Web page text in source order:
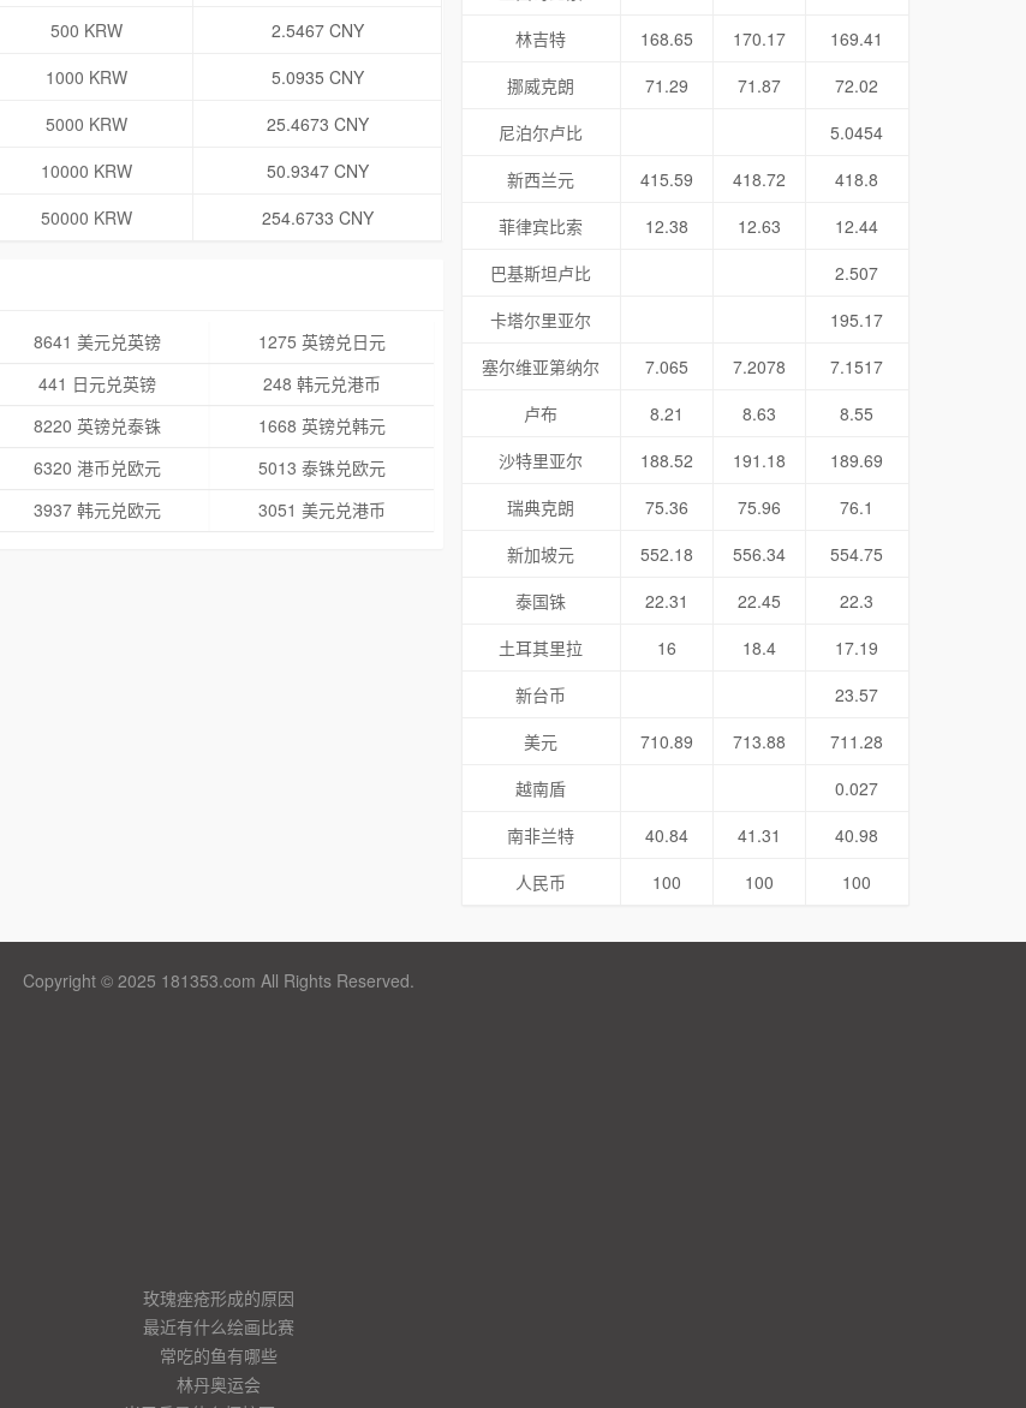
500 KRW
2.5467 CNY
1000 KRW
5.0935 CNY
5000 KRW
25.4673 CNY
10000 KRW
50.9347 CNY
50000 KRW 254.6733 CNY
8641 美元兑英镑
1275 英镑兑日元
441 日元兑英镑
248 韩元兑港币
8220 英镑兑泰铢
1668 英镑兑韩元
6320 港币兑欧元
5013 泰铢兑欧元
3937 韩元兑欧元 3051 美元兑港币
林吉特
168.65 170.17
169.41
挪威克朗
71.29 71.87
72.02
尼泊尔卢比
5.0454
新西兰元
415.59 418.72
418.8
菲律宾比索
12.38 12.63
12.44
巴基斯坦卢比
2.507
卡塔尔里亚尔
195.17
塞尔维亚第纳尔
7.065 7.2078
7.1517
卢布
8.21 8.63
8.55
沙特里亚尔
188.52 191.18
189.69
瑞典克朗
75.36 75.96
76.1
新加坡元
552.18 556.34
554.75
泰国铢
22.31 22.45
22.3
土耳其里拉
16 18.4
17.19
新台币
23.57
美元
710.89 713.88
711.28
越南盾
0.027
南非兰特
40.84 41.31
40.98
人民币
100 100 100
Copyright © 2025 181353.com All Rights Reserved.
玫瑰痤疮形成的原因
最近有什么绘画比赛
常吃的鱼有哪些
林丹奥运会